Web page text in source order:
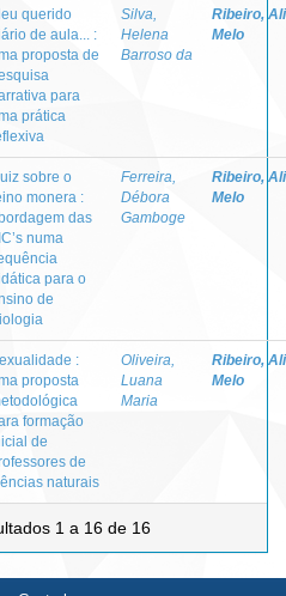
querido
de aula... :
proposta de
para
prática
Silva,
Helena
Barroso da
Ribeiro,
Melo
sobre o
monera :
das
numa
para o
de
Ferreira,
Débora
Gamboge
Ribeiro,
Melo
:
proposta
formação
de
de
naturais
Oliveira,
Luana
Maria
Ribeiro,
Melo
1 a 16 de 16